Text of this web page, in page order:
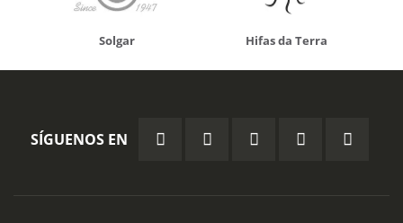
Solgar Hifas da Terra
SÍGUENOS EN